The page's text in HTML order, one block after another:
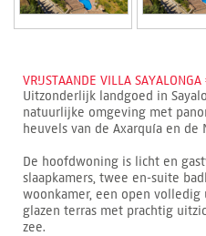
VRIJSTAANDE VILLA
Uitzonderlijk landgoed in
natuurlijke omgeving met
heuvels van de Axarquía en de
De hoofdwoning is licht en
slaapkamers, twee en-suite
woonkamer, een open
glazen terras met prachtig
zee.